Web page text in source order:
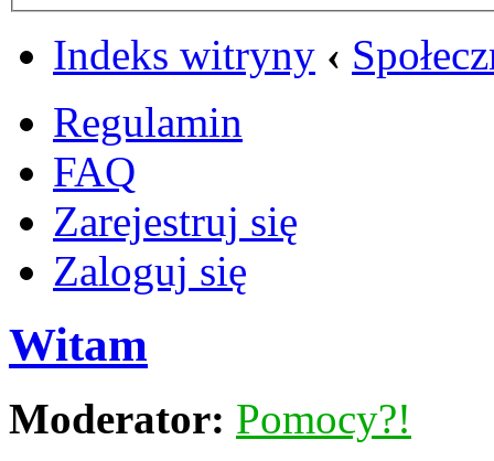
Indeks witryny ‹
Regulamin
FAQ
Zarejestruj się
Zaloguj się
Witam
Moderator: Pomocy?!